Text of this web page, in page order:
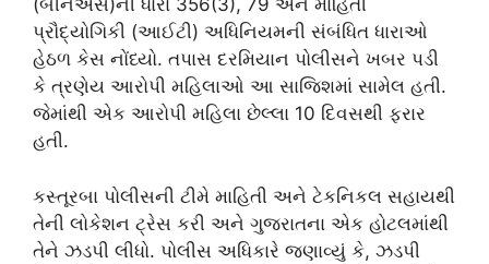
(બીનએસ)ની ધારા 356(3), 79 અને માહિતી
પ્રૌદ્યોગિકી (આઈટી) અધિનિયમની સંબંધિત ધારાઓ
હેઠળ કેસ નોંધ્યો. તપાસ દરમિયાન પોલીસને ખબર પડી
કે ત્રણેય આરોપી મહિલાઓ આ સાજિશમાં સામેલ હતી.
જેમાંથી એક આરોપી મહિલા છેલ્લા 10 દિવસથી ફરાર
હતી.
કસ્તૂરબા પોલીસની ટીમે માહિતી અને ટેકનિકલ સહાયથી
તેની લોકેશન ટ્રેસ કરી અને ગુજરાતના એક હોટલમાંથી
તેને ઝડપી લીધો. પોલીસ અધિકારે જણાવ્યું કે, ઝડપી